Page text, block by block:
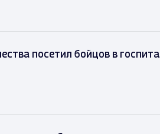
посетил бойцов в